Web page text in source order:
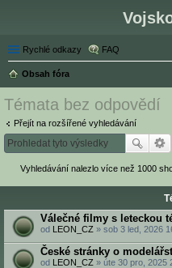
Rychlé odkazy FAQ
Obsah fóra
Témata bez odpovědí
Přejít na rozšířené vyhledávání
Vyhledávání nalezlo více než 1000
Válečné filmy s leteckou
od LEON_CZ » sob 3 led, 2026
České stránky o
od LEON_CZ » úte 30 pro, 2025